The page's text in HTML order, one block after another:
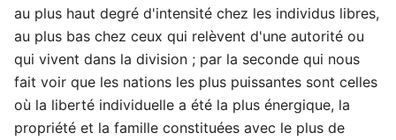
au plus haut degré d'intensité chez les individus libres,
au plus bas chez ceux qui relèvent d'une autorité ou
qui vivent dans la division ; par la seconde qui nous
fait voir que les nations les plus puissantes sont celles
où la liberté individuelle a été la plus énergique, la
propriété et la famille constituées avec le plus de